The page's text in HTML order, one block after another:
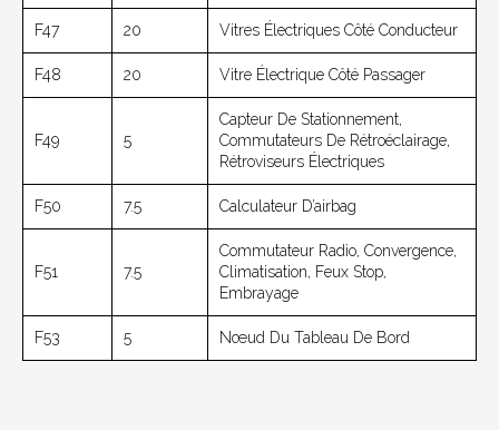
F47 20 Vitres Électriques Côté Conducteur
F48 20 Vitre Électrique Côté Passager
F49 5
Capteur De Stationnement,
Commutateurs De Rétroéclairage,
Rétroviseurs Électriques
F50 7.5 Calculateur D’airbag
F51 7.5
Commutateur Radio, Convergence,
Climatisation, Feux Stop,
Embrayage
F53 5 Nœud Du Tableau De Bord